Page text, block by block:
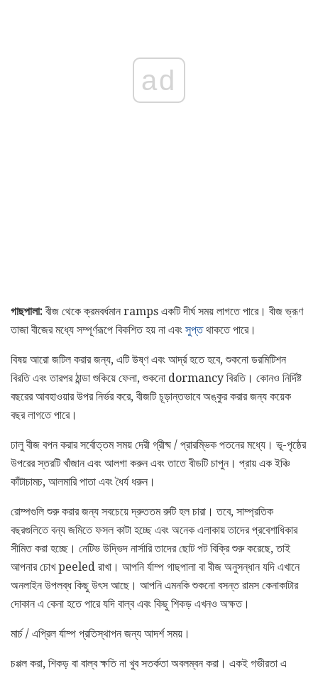
ad
গাছপালা:বীজ থেকে ক্রমবর্ধমান ramps একটি দীর্ঘ সময় লাগতে পারে। বীজ ভ্রূণ
তাজা বীজের মধ্যে সম্পূর্ণরূপে বিকশিত হয় না এবং সুপ্তথাকতে পারে।
বিষয় আরো জটিল করার জন্য, এটি উষ্ণ এবং আর্দ্র হতে হবে, শুকনো ডরমিটিশন
বিরতি এবং তারপর ঠান্ডা শুকিয়ে ফেলা, শুকনো dormancy বিরতি। কোনও নির্দিষ্ট
বছরের আবহাওয়ার উপর নির্ভর করে, বীজটি চূড়ান্তভাবে অঙ্কুর করার জন্য কয়েক
বছর লাগতে পারে।
ঢালু বীজ বপন করার সর্বোত্তম সময় দেরী গ্রীষ্ম / প্রারম্ভিক পতনের মধ্যে। ভূ-পৃষ্ঠের
উপরের স্তরটি খাঁজান এবং আলগা করুন এবং তাতে বীডটি চাপুন। প্রায় এক ইঞ্চি
কাঁটাচামচ, আলমারি পাতা এবং ধৈর্য ধরুন।
রোম্পগুলি শুরু করার জন্য সবচেয়ে দ্রুততম রুটি হল চারা। তবে, সাম্প্রতিক
বছরগুলিতে বন্য জমিতে ফসল কাটা হচ্ছে এবং অনেক এলাকায় তাদের প্রবেশাধিকার
সীমিত করা হচ্ছে। নেটিভ উদ্ভিদ নার্সারি তাদের ছোট পট বিক্রি শুরু করেছে, তাই
আপনার চোখ peeled রাখা। আপনি র্যাম্প গাছপালা বা বীজ অনুসন্ধান যদি এখানে
অনলাইন উপলব্ধ কিছু উৎস আছে। আপনি এমনকি শুকনো বসন্ত রামস কেনাকাটার
দোকান এ কেনা হতে পারে যদি বাল্ব এবং কিছু শিকড় এখনও অক্ষত।
মার্চ / এপ্রিল র্যাম্প প্রতিস্থাপন জন্য আদর্শ সময়।
চপ্পল করা, শিকড় বা বাল্ব ক্ষতি না খুব সতর্কতা অবলম্বন করা। একই গভীরতা এ